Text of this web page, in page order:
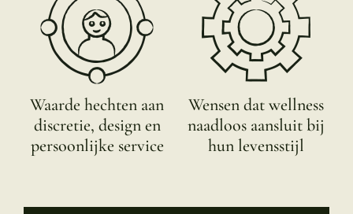
Waarde hechten aan
discretie, design en
persoonlijke service
Wensen dat wellness
naadloos aansluit bij
hun levensstijl